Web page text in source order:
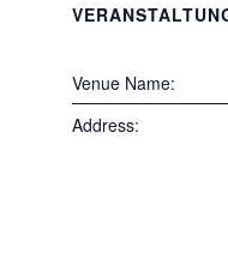
Venue Name:
Address: